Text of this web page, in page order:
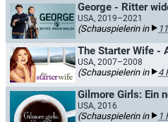
George - Ritter
USA, 2019–2021
(Schauspielerin in
The Starter Wife -
USA, 2007–2008
(Schauspielerin in 4
USA, 2016
(Schauspielerin in 1